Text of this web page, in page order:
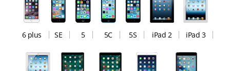
6 plus SE 5 5C 5S iPad 2 iPad 3